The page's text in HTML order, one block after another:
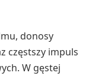
donosy
częstszy impuls
W gęstej